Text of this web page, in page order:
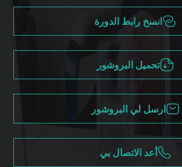
انسخ رابط الدورة
تحميل البروشور
ارسل لي البروشور
أعد الاتصال بي